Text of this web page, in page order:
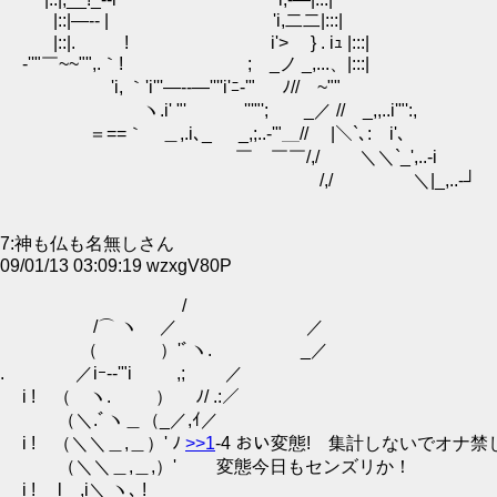
|::|―-- | 'i,二二|:::|
|::|. ! i'> } . iｭ |:::|
-''"￣~~"",.｀! ; _ノ _,...、|:::|
'i, ｀'i'''―--―''''i'ﾆ-'" ﾉ//￣~""
ヽ.i' "' '''"'; _／ // _,,..i'"':,
＝==｀ゝ＿,.i､_ _,;..-'"＿// |＼`､: i'､
￣ ￣￣/,/ ＼＼`_',..-i
/,/ ＼|_,..-┘
7:神も仏も名無しさん
09/01/13 03:09:19 wzxgV80P
/
/⌒ ヽ ／ ／
（ ）'ﾞヽ. _／
. ／iｰ-‐'"i ,; ／
i ! （ ヽ. ） ﾉ/ .:／
（＼.ﾞヽ＿（_／,ｲ／
i ! （＼＼＿,＿）' ﾉ >>1-4 おい変態! 集計しないでオナ禁
（＼＼＿,＿,）' 変態今日もセンズリか！
i ! l ,i＼ ヽ､ !